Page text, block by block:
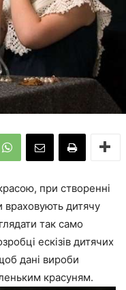
при створенні
враховують дитячу
так само
ескізів дитячих
дані вироби
красуням.